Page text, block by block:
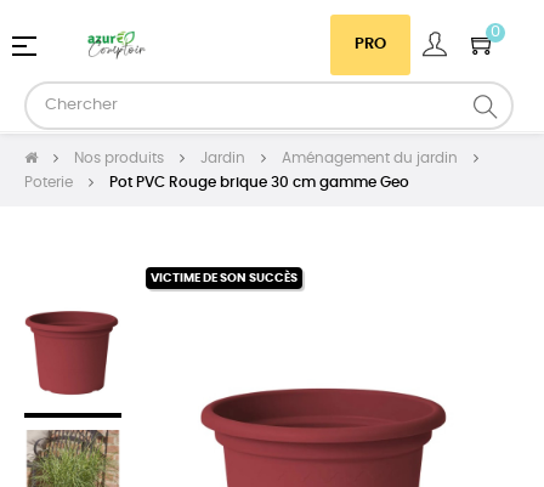
PRO
0
Basculer
navigation
☰
Nos produits Jardin
Aménagement du jardin
Poterie
Pot PVC Rouge brique 30 cm gamme Geo
VICTIME DE SON SUCCÈS